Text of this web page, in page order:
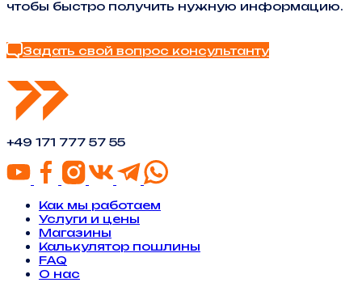
чтобы быстро получить нужную информацию.
Задать свой вопрос консультанту
+49 171 777 57 55
Как мы работаем
Услуги и цены
Магазины
Калькулятор пошлины
FAQ
О нас